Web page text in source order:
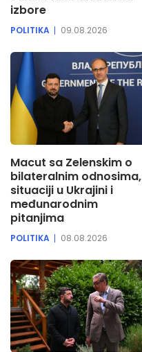
izbore
POLITIKA 09.08.2026
Macut sa Zelenskim o
bilateralnim odnosima,
situaciji u Ukrajini i
međunarodnim
pitanjima
POLITIKA 08.08.2026